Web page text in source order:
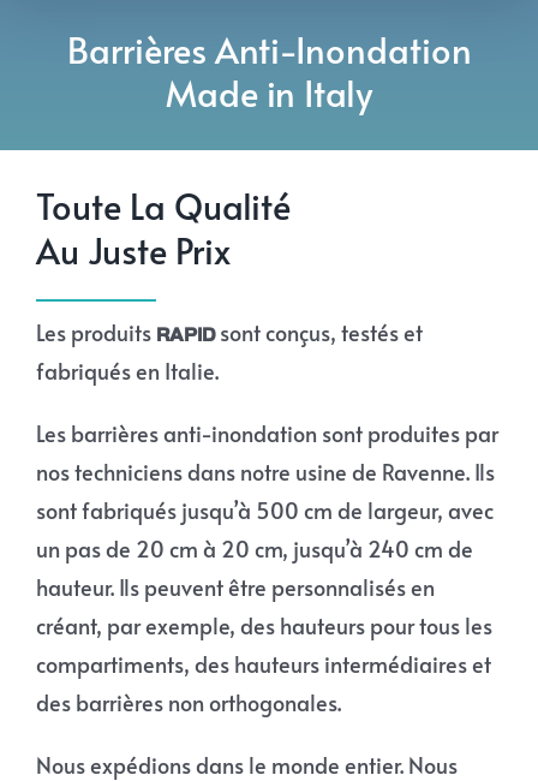
Barrières Anti-Inondation
Made in Italy
Toute La Qualité
Au Juste Prix
Les produits RAPIDsont conçus, testés et
fabriqués en Italie.
Les barrières anti-inondation sont produites par
nos techniciens dans notre usine de Ravenne. Ils
sont fabriqués jusqu’à 500 cm de largeur, avec
un pas de 20 cm à 20 cm, jusqu’à 240 cm de
hauteur. Ils peuvent être personnalisés en
créant, par exemple, des hauteurs pour tous les
compartiments, des hauteurs intermédiaires et
des barrières non orthogonales.
Nous expédions dans le monde entier. Nous